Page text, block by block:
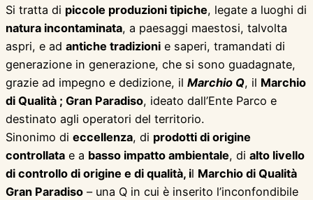
Si tratta di piccole produzioni tipiche, legate a luoghi di
natura incontaminata, a paesaggi maestosi, talvolta
aspri, e ad antiche tradizioni e saperi, tramandati di
generazione in generazione, che si sono guadagnate,
grazie ad impegno e dedizione, il Marchio Q, il Marchio
di Qualità ; Gran Paradiso, ideato dall’Ente Parco e
destinato agli operatori del territorio.
Sinonimo di eccellenza, di prodotti di origine
controllata e a basso impatto ambientale, di alto livello
di controllo di origine e di qualità, il Marchio di Qualità
Gran Paradiso – una Q in cui è inserito l’inconfondibile